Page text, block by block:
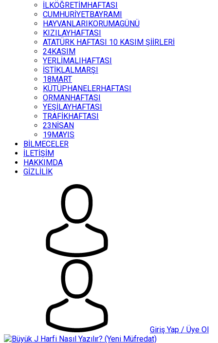
İLKÖĞRETİMHAFTASI
CUMHURİYETBAYRAMI
HAYVANLARIKORUMAGÜNÜ
KIZILAYHAFTASI
ATATÜRK HAFTASI 10 KASIM ŞİİRLERİ
24KASIM
YERLİMALIHAFTASI
İSTİKLALMARŞI
18MART
KÜTÜPHANELERHAFTASI
ORMANHAFTASI
YEŞİLAYHAFTASI
TRAFİKHAFTASI
23NİSAN
19MAYIS
BİLMECELER
İLETİŞİM
HAKKIMDA
GİZLİLİK
Giriş Yap / Üye Ol